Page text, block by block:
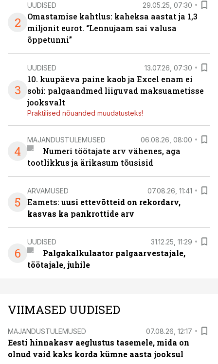
2
UUDISED 29.05.25, 07:30
Omastamise kahtlus: kaheksa aastat ja 1,3
miljonit eurot. “Lennujaam sai valusa
õppetunni”
3
UUDISED 13.07.26, 07:30
10. kuupäeva paine kaob ja Excel enam ei
sobi: palgaandmed liiguvad maksuametisse
jooksvalt
Praktilised nõuanded muudatusteks!
4
MAJANDUSTULEMUSED 06.08.26, 08:00
Numeri töötajate arv vähenes, aga
tootlikkus ja ärikasum tõusisid
5
ARVAMUSED 07.08.26, 11:41
Eamets: uusi ettevõtteid on rekordarv,
kasvas ka pankrottide arv
6
UUDISED 31.12.25, 11:29
Palgakalkulaator palgaarvestajale,
töötajale, juhile
VIIMASED UUDISED
MAJANDUSTULEMUSED 07.08.26, 12:17
Eesti hinnakasv aeglustus tasemele, mida on
olnud vaid kaks korda kümne aasta jooksul